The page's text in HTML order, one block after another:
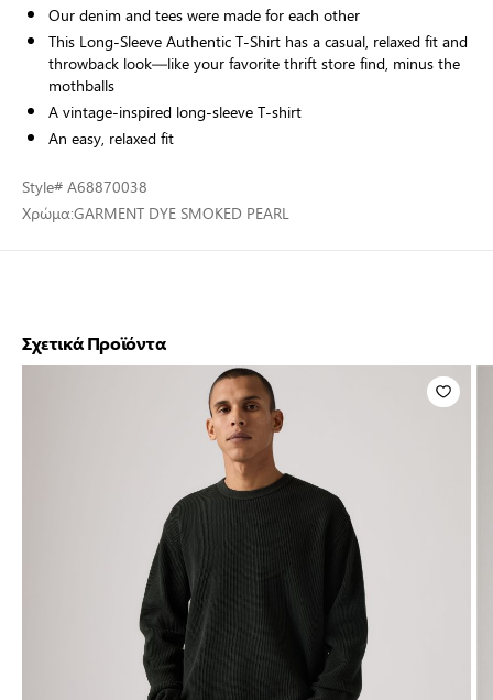
Our denim and tees were made for each other
This Long-Sleeve Authentic T-Shirt has a casual, relaxed fit and
throwback look—like your favorite thrift store find, minus the
mothballs
A vintage-inspired long-sleeve T-shirt
An easy, relaxed fit
Style# A68870038
Χρώμα:GARMENT DYE SMOKED PEARL
Σχετικά Προϊόντα